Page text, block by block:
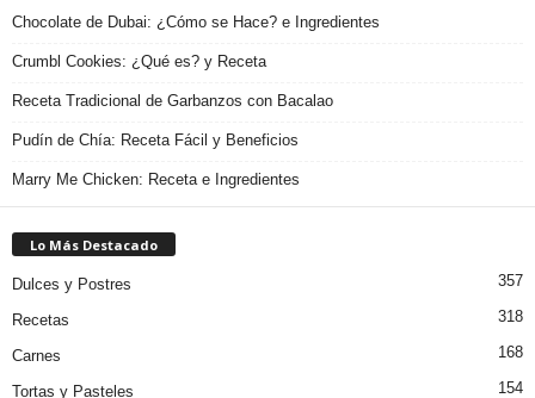
Chocolate de Dubai: ¿Cómo se Hace? e Ingredientes
Crumbl Cookies: ¿Qué es? y Receta
Receta Tradicional de Garbanzos con Bacalao
Pudín de Chía: Receta Fácil y Beneficios
Marry Me Chicken: Receta e Ingredientes
Lo Más Destacado
Dulces y Postres 357
Recetas 318
Carnes 168
Tortas y Pasteles 154